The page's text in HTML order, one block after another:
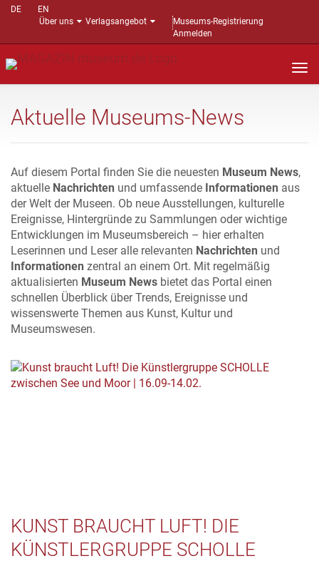
DE
EN
Über uns
Verlagsangebot
Museums-Registrierung
Anmelden
Aktuelle Museums-News
Auf diesem Portal finden Sie die neuesten Museum News,
aktuelle Nachrichten und umfassende Informationen aus
der Welt der Museen. Ob neue Ausstellungen, kulturelle
Ereignisse, Hintergründe zu Sammlungen oder wichtige
Entwicklungen im Museumsbereich – hier erhalten
Leserinnen und Leser alle relevanten Nachrichten und
Informationen zentral an einem Ort. Mit regelmäßig
aktualisierten Museum News bietet das Portal einen
schnellen Überblick über Trends, Ereignisse und
wissenswerte Themen aus Kunst, Kultur und
Museumswesen.
KUNST BRAUCHT LUFT! DIE
KÜNSTLERGRUPPE SCHOLLE